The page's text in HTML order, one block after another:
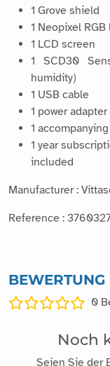
1 Grove shield
1 Neopixel RGB
1 LCD screen
1 SCD30
humidity)
1 USB cable
1 power
1
1 year
included
Manufacturer :
Reference :
BEWERTUNG
0
Noch
Seien Sie der